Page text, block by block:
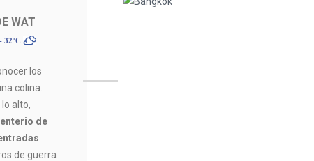
WAT
32ºC
los
colina.
lo alto,
de
de guerra